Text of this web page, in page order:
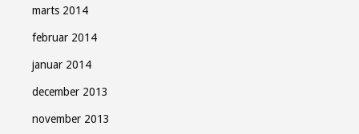
marts 2014
februar 2014
januar 2014
december 2013
november 2013